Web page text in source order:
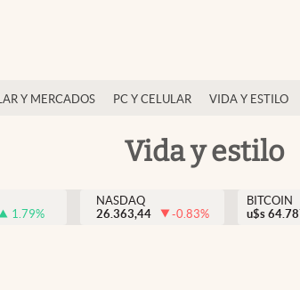
Y MERCADOS PC Y CELULAR VIDA Y ESTILO
Vida y estilo
1.79%
NASDAQ
26.363,44
-0.83%
BITCOIN
u$s